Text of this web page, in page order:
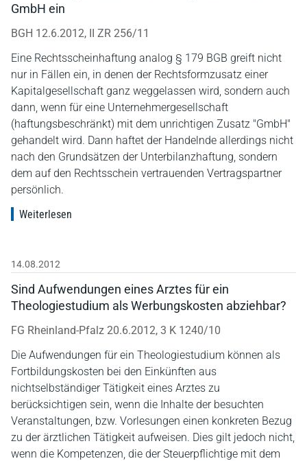
GmbH ein
BGH 12.6.2012, II ZR 256/11
Eine Rechtsscheinhaftung analog § 179 BGB greift nicht
nur in Fällen ein, in denen der Rechtsformzusatz einer
Kapitalgesellschaft ganz weggelassen wird, sondern auch
dann, wenn für eine Unternehmergesellschaft
(haftungsbeschränkt) mit dem unrichtigen Zusatz "GmbH"
gehandelt wird. Dann haftet der Handelnde allerdings nicht
nach den Grundsätzen der Unterbilanzhaftung, sondern
dem auf den Rechtsschein vertrauenden Vertragspartner
persönlich.
Weiterlesen
14.08.2012
Sind Aufwendungen eines Arztes für ein
Theologiestudium als Werbungskosten abziehbar?
FG Rheinland-Pfalz 20.6.2012, 3 K 1240/10
Die Aufwendungen für ein Theologiestudium können als
Fortbildungskosten bei den Einkünften aus
nichtselbständiger Tätigkeit eines Arztes zu
berücksichtigen sein, wenn die Inhalte der besuchten
Veranstaltungen, bzw. Vorlesungen einen konkreten Bezug
zu der ärztlichen Tätigkeit aufweisen. Dies gilt jedoch nicht,
wenn die Kompetenzen, die der Steuerpflichtige mit dem